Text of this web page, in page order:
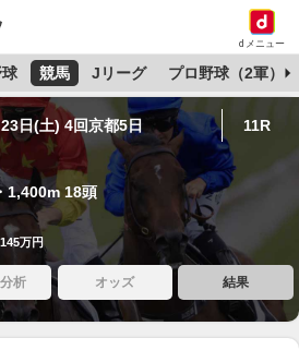
dメニュー
競馬 Jリーグ プロ野球（2軍）
日(土) 4回京都5日 11R
1,400m 18頭
万円
析 オッズ 結果